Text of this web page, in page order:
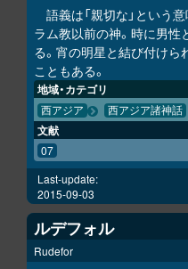
語義は「親切な」という
ラム教以前の神。時に男性
る。宵の明星と結び付けら
こともある。
地域・カテゴリ
西アジア 西アジア諸神話
文献
07
Last-update:
2015-09-03
ルデフォル
Rudefor